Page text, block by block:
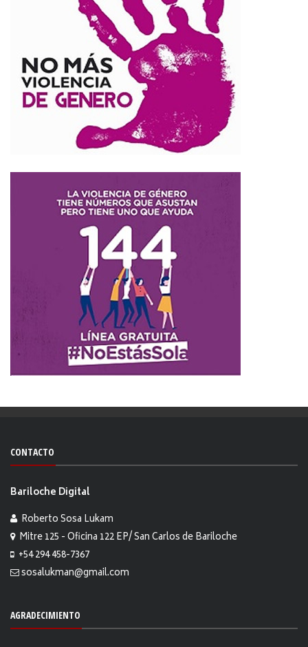
CONTACTO
Bariloche Digital
Roberto Sosa Lukam
Mitre 125 - Oficina 122 EP/ San Carlos de Bariloche
+54 294 458-7367
sosalukman@gmail.com
AGRADECIMIENTO